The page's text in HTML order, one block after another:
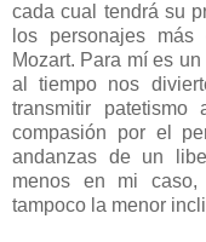
cada cual tendrá su
los personajes
Mozart. Para mí es
al tiempo nos
transmitir
compasión por el
andanzas de un
menos en mi
tampoco la menor